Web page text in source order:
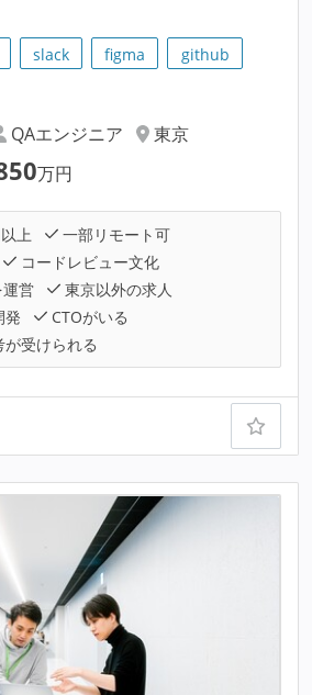
slack figma
github
QAエンジニア
東京
万円
上
一部リモート可
コードレビュー文化
営
東京以外の求人
発
CTOがいる
受けられる